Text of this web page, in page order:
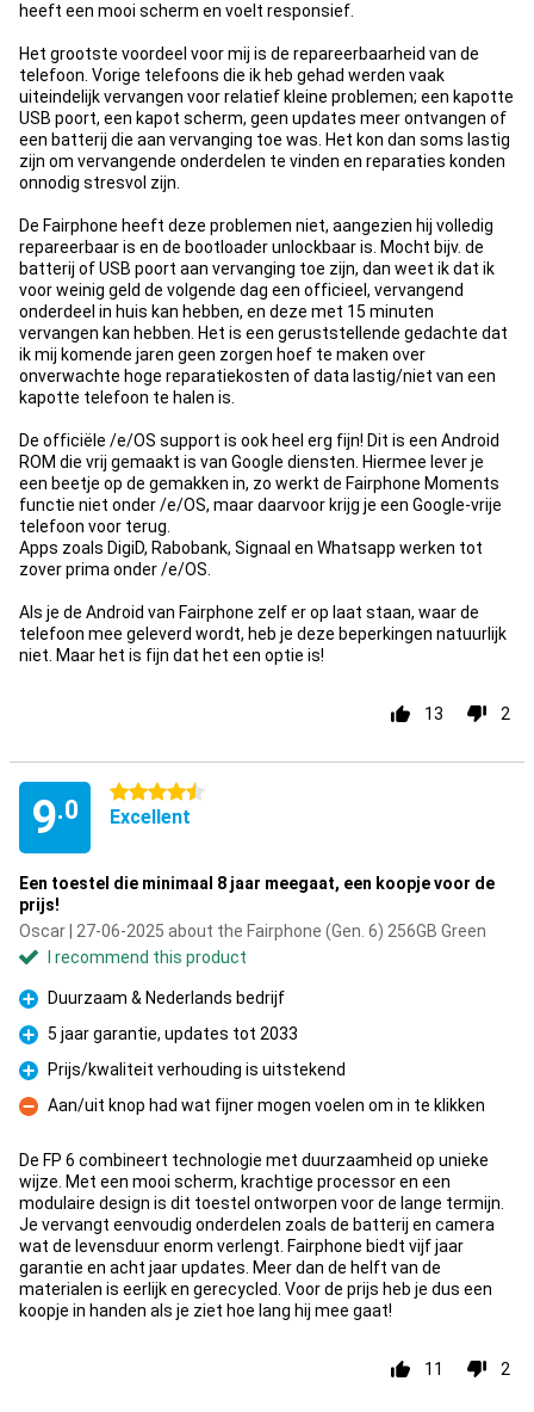
heeft een mooi scherm en voelt responsief.
Het grootste voordeel voor mij is de repareerbaarheid van de
telefoon. Vorige telefoons die ik heb gehad werden vaak
uiteindelijk vervangen voor relatief kleine problemen; een kapotte
USB poort, een kapot scherm, geen updates meer ontvangen of
een batterij die aan vervanging toe was. Het kon dan soms lastig
zijn om vervangende onderdelen te vinden en reparaties konden
onnodig stresvol zijn.
De Fairphone heeft deze problemen niet, aangezien hij volledig
repareerbaar is en de bootloader unlockbaar is. Mocht bijv. de
batterij of USB poort aan vervanging toe zijn, dan weet ik dat ik
voor weinig geld de volgende dag een officieel, vervangend
onderdeel in huis kan hebben, en deze met 15 minuten
vervangen kan hebben. Het is een geruststellende gedachte dat
ik mij komende jaren geen zorgen hoef te maken over
onverwachte hoge reparatiekosten of data lastig/niet van een
kapotte telefoon te halen is.
De officiële /e/OS support is ook heel erg fijn! Dit is een Android
ROM die vrij gemaakt is van Google diensten. Hiermee lever je
een beetje op de gemakken in, zo werkt de Fairphone Moments
functie niet onder /e/OS, maar daarvoor krijg je een Google-vrije
telefoon voor terug.
Apps zoals DigiD, Rabobank, Signaal en Whatsapp werken tot
zover prima onder /e/OS.
Als je de Android van Fairphone zelf er op laat staan, waar de
telefoon mee geleverd wordt, heb je deze beperkingen natuurlijk
niet. Maar het is fijn dat het een optie is!
13 2
9.0
4.5 stars
Excellent
Een toestel die minimaal 8 jaar meegaat, een koopje voor de
prijs!
Oscar | 27-06-2025 about the Fairphone (Gen. 6) 256GB Green
I recommend this product
Pro
Duurzaam & Nederlands bedrijf
Pro
5 jaar garantie, updates tot 2033
Pro
Prijs/kwaliteit verhouding is uitstekend
Con
Aan/uit knop had wat fijner mogen voelen om in te klikken
De FP 6 combineert technologie met duurzaamheid op unieke
wijze. Met een mooi scherm, krachtige processor en een
modulaire design is dit toestel ontworpen voor de lange termijn.
Je vervangt eenvoudig onderdelen zoals de batterij en camera
wat de levensduur enorm verlengt. Fairphone biedt vijf jaar
garantie en acht jaar updates. Meer dan de helft van de
materialen is eerlijk en gerecycled. Voor de prijs heb je dus een
koopje in handen als je ziet hoe lang hij mee gaat!
11 2